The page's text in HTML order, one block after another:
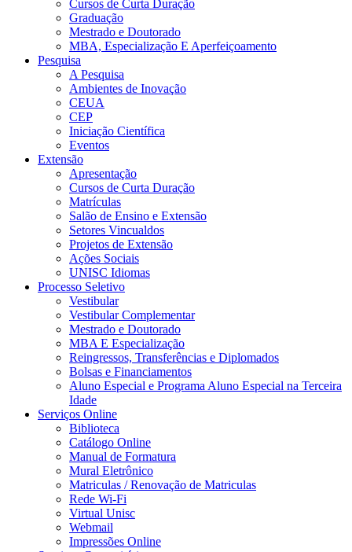
Cursos de Curta Duração
Graduação
Mestrado e Doutorado
MBA, Especialização E Aperfeiçoamento
Pesquisa
A Pesquisa
Ambientes de Inovação
CEUA
CEP
Iniciação Científica
Eventos
Extensão
Apresentação
Cursos de Curta Duração
Matrículas
Salão de Ensino e Extensão
Setores Vincualdos
Projetos de Extensão
Ações Sociais
UNISC Idiomas
Processo Seletivo
Vestibular
Vestibular Complementar
Mestrado e Doutorado
MBA E Especialização
Reingressos, Transferências e Diplomados
Bolsas e Financiamentos
Aluno Especial e Programa Aluno Especial na Terceira
Idade
Serviços Online
Biblioteca
Catálogo Online
Manual de Formatura
Mural Eletrônico
Matriculas / Renovação de Matriculas
Rede Wi-Fi
Virtual Unisc
Webmail
Impressões Online